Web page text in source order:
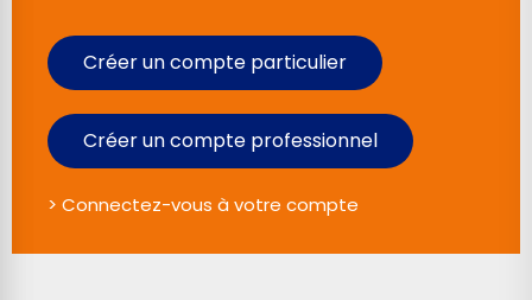
Créer un compte particulier
Créer un compte professionnel
> Connectez-vous à votre compte